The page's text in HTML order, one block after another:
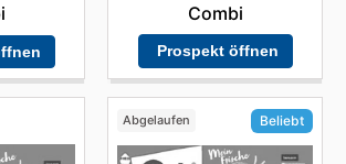
Combi
Prospekt öffnen
Abgelaufen Beliebt